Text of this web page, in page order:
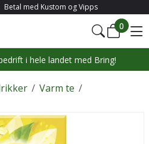
Betal med Kustom og Vipps
0
i hele landet med Bring!
/ /
Varm te